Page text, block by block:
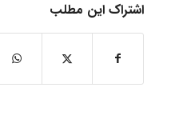
اشتراک این مطلب